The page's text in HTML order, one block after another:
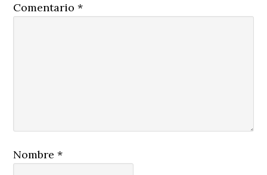
Comentario*
Nombre*